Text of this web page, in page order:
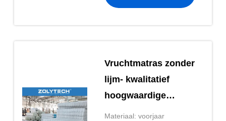
Vruchtmatras zonder
lijm- kwalitatief
hoogwaardige
bednetten voor
Materiaal: voorjaar